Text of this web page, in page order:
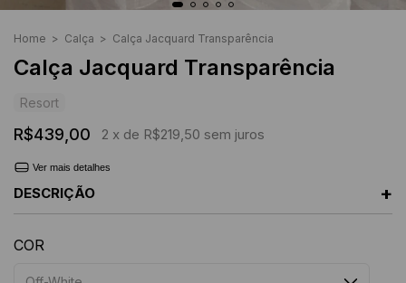
Home > Calça > Calça Jacquard Transparência
Calça Jacquard Transparência
Resort
R$439,00 2 x de R$219,50 sem juros
Ver mais detalhes
DESCRIÇÃO +
COR